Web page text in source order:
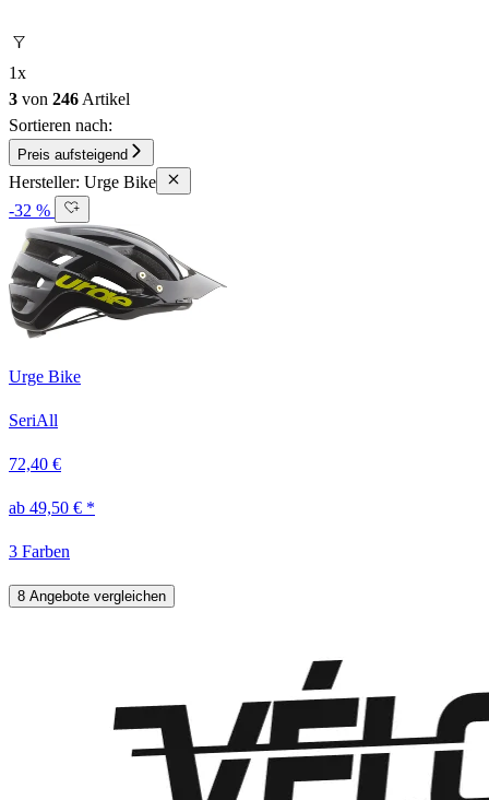
1x
3 von 246Artikel
Sortieren nach:
Preis aufsteigend
Hersteller: Urge Bike
-32 %
Urge Bike
SeriAll
72,40 €
ab 49,50 € *
3 Farben
8 Angebote vergleichen